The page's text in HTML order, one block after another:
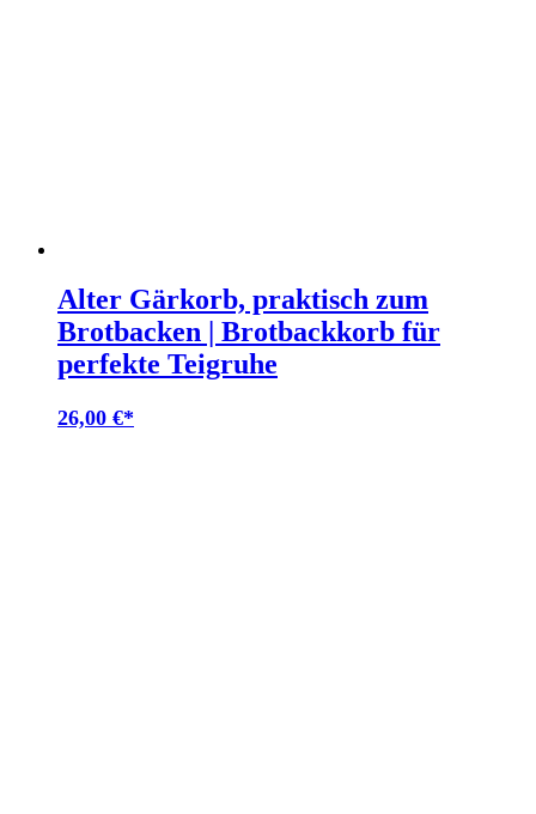
Alter Gärkorb, praktisch zum
Brotbacken | Brotbackkorb für
perfekte Teigruhe
26,00 €